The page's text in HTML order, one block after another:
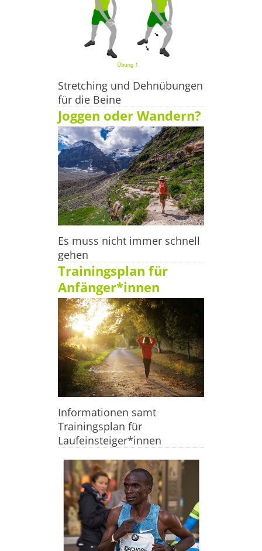
Stretching und Dehnübungen
für die Beine
Joggen oder Wandern?
Es muss nicht immer schnell
gehen
Trainingsplan für
Anfänger*innen
Informationen samt
Trainingsplan für
Laufeinsteiger*innen